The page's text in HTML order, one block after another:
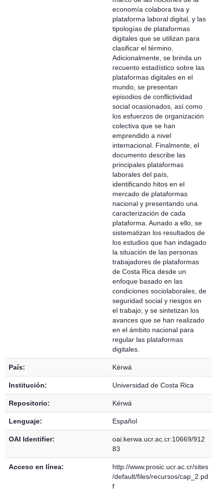
economía colabora tiva y
plataforma laboral digital, y las
tipologías de plataformas
digitales que se utilizan para
clasificar el término.
Adicionalmente, se brinda un
recuento estadístico sobre las
plataformas digitales en el
mundo, se presentan
episodios de conflictividad
social ocasionados, así como
los esfuerzos de organización
colectiva que se han
emprendido a nivel
internacional. Finalmente, el
documento describe las
principales plataformas
laborales del país,
identificando hitos en el
mercado de plataformas
nacional y presentando una
caracterización de cada
plataforma. Aunado a ello, se
sistematizan los resultados de
los estudios que han indagado
la situación de las personas
trabajadores de plataformas
de Costa Rica desde un
enfoque basado en las
condiciones sociolaborales, de
seguridad social y riesgos en
el trabajo; y se sintetizan los
avances que se han realizado
en el ámbito nacional para
regular las plataformas
digitales.
País: Kérwá
Institución: Universidad de Costa Rica
Repositorio: Kérwá
Lenguaje: Español
OAI Identifier:
oai:kerwa.ucr.ac.cr:10669/912
83
Acceso en línea:
http://www.prosic.ucr.ac.cr/sites
/default/files/recursos/cap_2.pd
f